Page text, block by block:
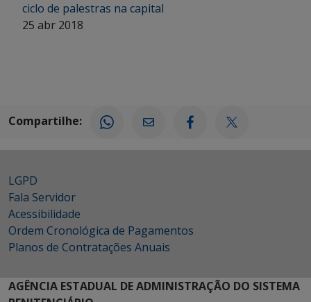
ciclo de palestras na capital
25 abr 2018
Compartilhe:
LGPD
Fala Servidor
Acessibilidade
Ordem Cronológica de Pagamentos
Planos de Contratações Anuais
AGÊNCIA ESTADUAL DE ADMINISTRAÇÃO DO SISTEMA